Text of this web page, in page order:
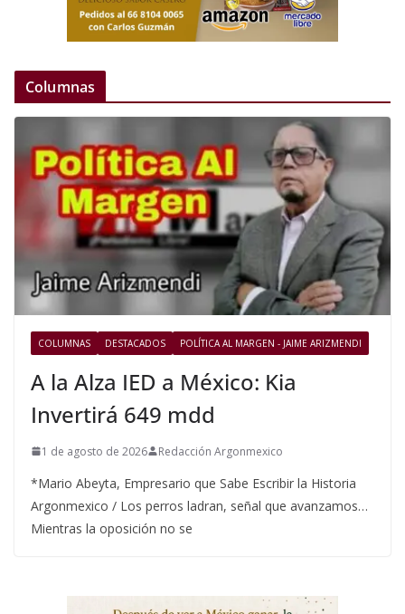
Columnas
COLUMNAS DESTACADOS POLÍTICA AL MARGEN - JAIME ARIZMENDI
A la Alza IED a México: Kia
Invertirá 649 mdd
1 de agosto de 2026 Redacción Argonmexico
*Mario Abeyta, Empresario que Sabe Escribir la Historia
Argonmexico / Los perros ladran, señal que avanzamos…
Mientras la oposición no se